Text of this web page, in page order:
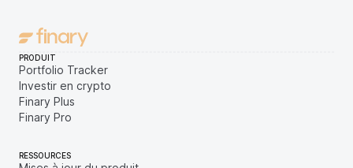
PRODUIT
Portfolio Tracker
Investir en crypto
Finary Plus
Finary Pro
RESSOURCES